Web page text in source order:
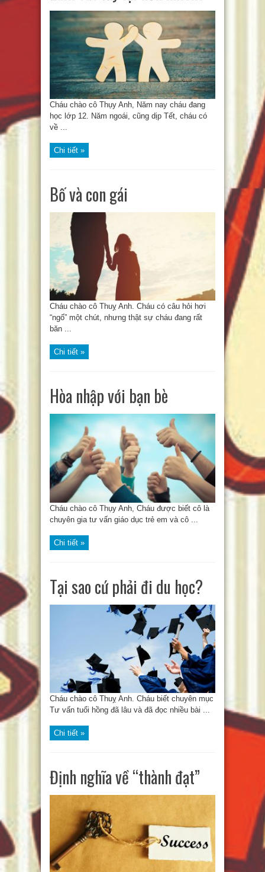
Cháu chào cô Thụy Anh, Năm nay cháu đang
học lớp 12. Năm ngoái, cũng dịp Tết, cháu có
về ...
Chi tiết »
Bố và con gái
Cháu chào cô Thuỵ Anh. Cháu có câu hỏi hơi
“ngố” một chút, nhưng thật sự cháu đang rất
băn ...
Chi tiết »
Hòa nhập với bạn bè
Cháu chào cô Thụy Anh, Cháu được biết cô là
chuyên gia tư vấn giáo dục trẻ em và cô ...
Chi tiết »
Tại sao cứ phải đi du học?
Cháu chào cô Thuỵ Anh. Cháu biết chuyên mục
Tư vấn tuổi hồng đã lâu và đã đọc nhiều bài ...
Chi tiết »
Định nghĩa về “thành đạt”